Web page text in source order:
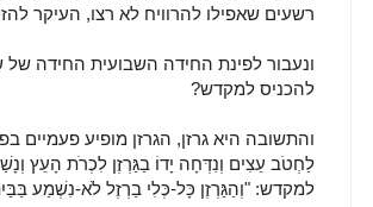
רשעים שאפילו להרוויח לא רצו, העיקר
ונעבור לפינת החידה השבועית החידה
להכניס למקדש?
והתשובה היא גרזן, הגרזן מופיע
לַחְטֹב עֵצִים וְנִדְּחָה יָדוֹ בַגַּרְזֶן לִכְרֹת הָעֵץ
למקדש: "וְהַגַּרְזֶן כָּל-כְּלִי בַרְזֶל לֹא-נִשְׁמַע